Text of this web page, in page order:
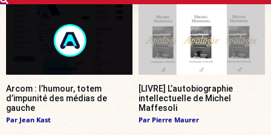
Arcom : l’humour, totem
d’impunité des médias de
gauche
Par Jean Kast
[LIVRE] L’autobiographie
intellectuelle de Michel
Maffesoli
Par Pierre Maurer